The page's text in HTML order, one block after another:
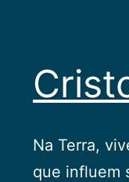
Na Terra,
que influem